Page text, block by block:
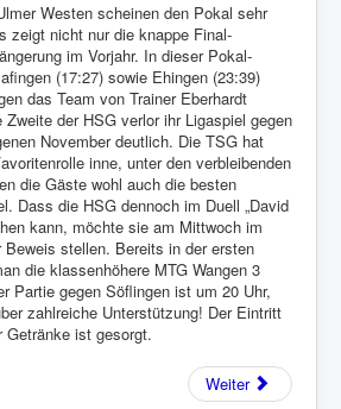
Westen scheinen den Pokal sehr
zeigt nicht nur die knappe Final-
im Vorjahr. In dieser Pokal-
(17:27) sowie Ehingen (23:39)
das Team von Trainer Eberhardt
Zweite der HSG verlor ihr Ligaspiel gegen
November deutlich. Die TSG hat
inne, unter den verbleibenden
die Gäste wohl auch die besten
Dass die HSG dennoch im Duell „David
kann, möchte sie am Mittwoch im
Beweis stellen. Bereits in der ersten
die klassenhöhere MTG Wangen 3
Partie gegen Söflingen ist um 20 Uhr,
zahlreiche Unterstützung! Der Eintritt
ist gesorgt.
Weiter